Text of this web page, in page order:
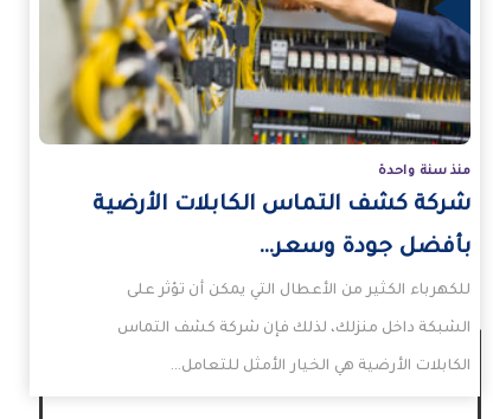
منذ سنة واحدة
شركة كشف التماس الكابلات الأرضية
بأفضل جودة وسعر…
للكهرباء الكثير من الأعطال التي يمكن أن تؤثر على
الشبكة داخل منزلك، لذلك فإن شركة كشف التماس
الكابلات الأرضية هي الخيار الأمثل للتعامل…